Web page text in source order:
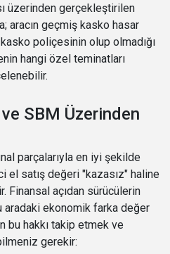
üzerinden gerçekleştirilen
aracın geçmiş kasko hasar
poliçesinin olup olmadığı
hangi özel teminatları
SBM Üzerinden
parçalarıyla en iyi şekilde
el satış değeri "kazasız" haline
Finansal açıdan sürücülerin
aradaki ekonomik farka değer
bu hakkı takip etmek ve
gerekir: